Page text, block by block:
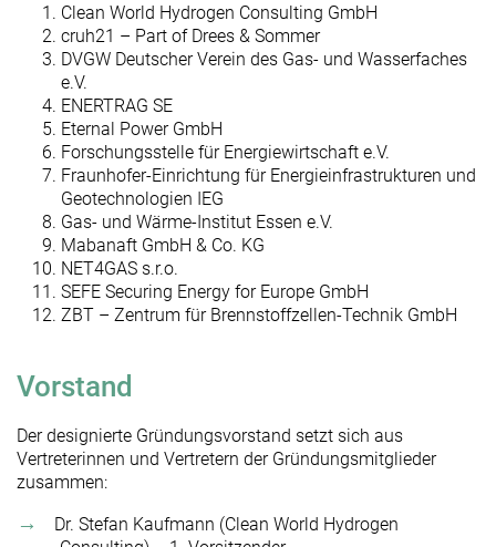
Clean World Hydrogen Consulting GmbH
cruh21 – Part of Drees & Sommer
DVGW Deutscher Verein des Gas- und Wasserfaches
e.V.
ENERTRAG SE
Eternal Power GmbH
Forschungsstelle für Energiewirtschaft e.V.
Fraunhofer-Einrichtung für Energieinfrastrukturen und
Geotechnologien IEG
Gas- und Wärme-Institut Essen e.V.
Mabanaft GmbH & Co. KG
NET4GAS s.r.o.
SEFE Securing Energy for Europe GmbH
ZBT – Zentrum für Brennstoffzellen-Technik GmbH
Vorstand
Der designierte Gründungsvorstand setzt sich aus
Vertreterinnen und Vertretern der Gründungsmitglieder
zusammen:
Dr. Stefan Kaufmann (Clean World Hydrogen